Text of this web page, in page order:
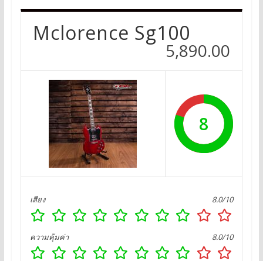
Mclorence Sg100
5,890.00
8
เสียง 8.0/10
ความคุ้มค่า 8.0/10